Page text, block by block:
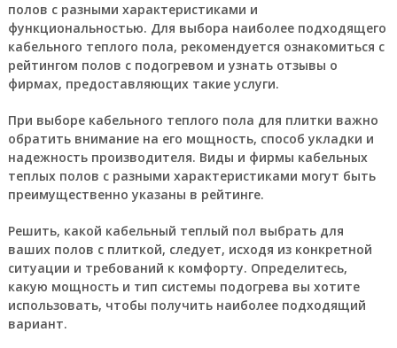
полов с разными характеристиками и
функциональностью. Для выбора наиболее подходящего
кабельного теплого пола, рекомендуется ознакомиться с
рейтингом полов с подогревом и узнать отзывы о
фирмах, предоставляющих такие услуги.
При выборе кабельного теплого пола для плитки важно
обратить внимание на его мощность, способ укладки и
надежность производителя. Виды и фирмы кабельных
теплых полов с разными характеристиками могут быть
преимущественно указаны в рейтинге.
Решить, какой кабельный теплый пол выбрать для
ваших полов с плиткой, следует, исходя из конкретной
ситуации и требований к комфорту. Определитесь,
какую мощность и тип системы подогрева вы хотите
использовать, чтобы получить наиболее подходящий
вариант.